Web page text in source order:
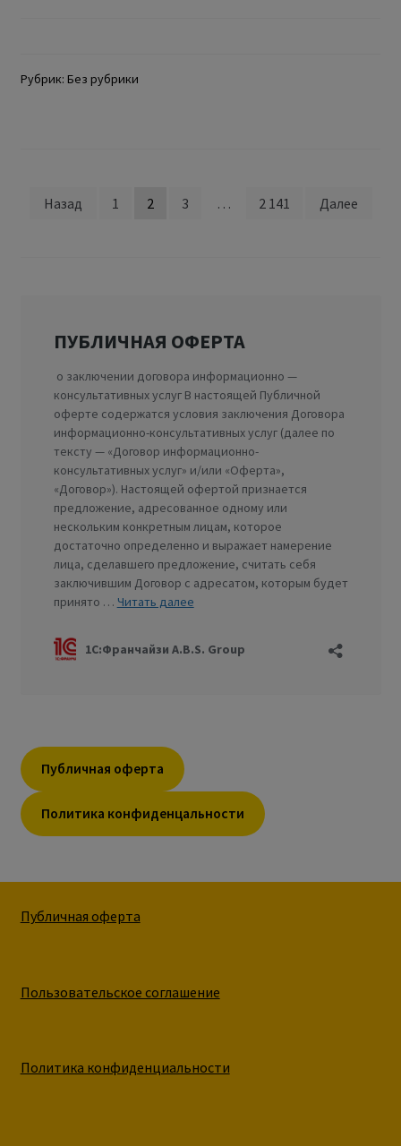
Рубрик: Без рубрики
Назад 1 2 3 … 2 141 Далее
Публичная оферта
Политика конфиденцальности
Публичная оферта
Пользовательское соглашение
Политика конфиденциальности